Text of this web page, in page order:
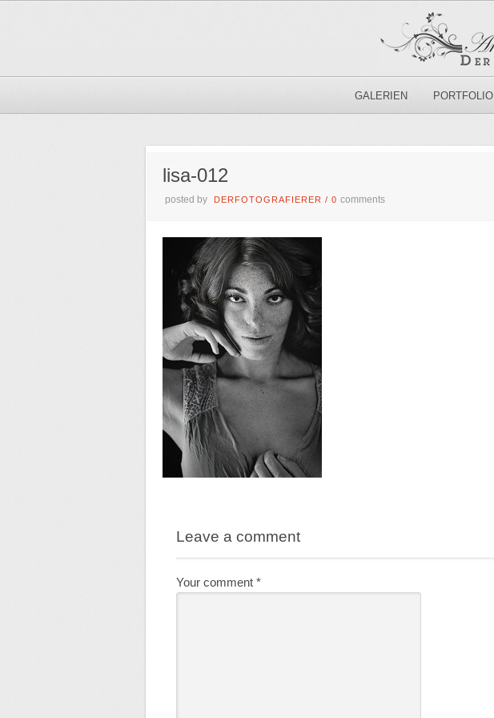
GALERIEN PORTFOLIO
lisa-012
posted by DERFOTOGRAFIERER / 0 comments
Leave a comment
Your comment*